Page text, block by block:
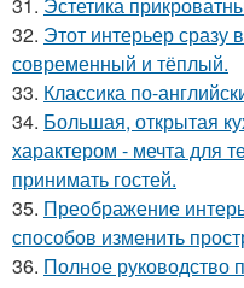
32. Этот интерьер сразу
современный и тёплый.
33. Классика по-
34. Большая, открытая
характером - мечта для
принимать гостей.
35. Преображение
способов изменить
36. Полное руководство